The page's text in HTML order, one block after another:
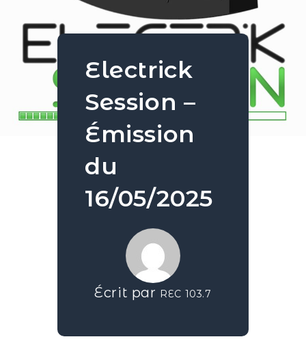
Electrick
Session –
Émission
du
16/05/2025
Écrit par REC 103.7